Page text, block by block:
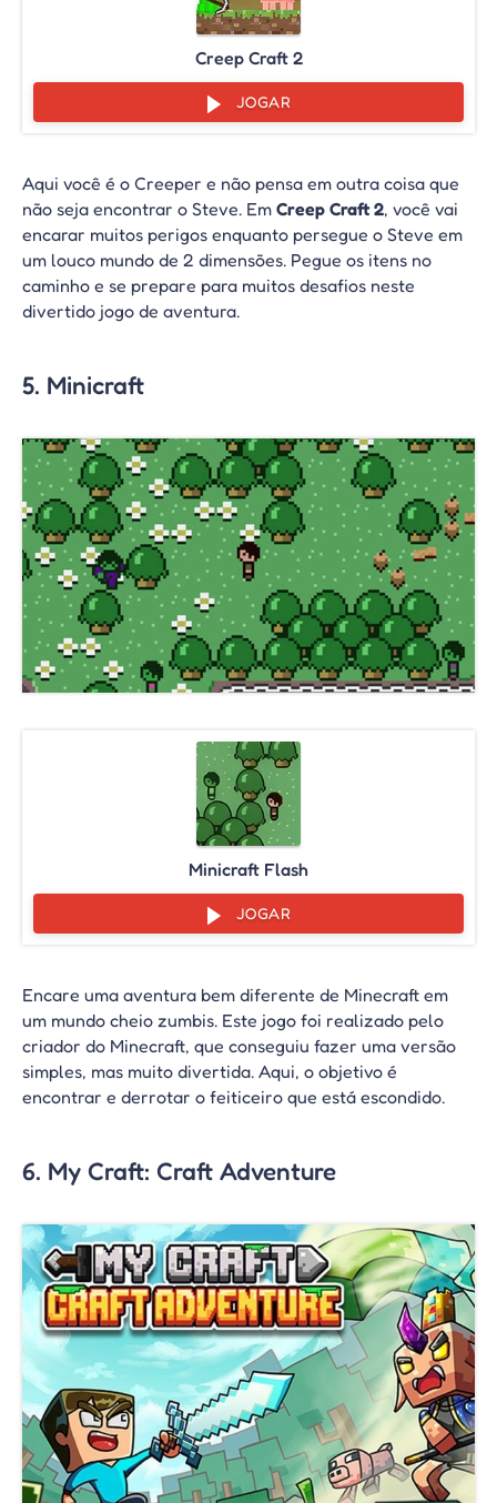
Creep Craft 2
JOGAR
Aqui você é o Creeper e não pensa em outra coisa que
não seja encontrar o Steve. Em Creep Craft 2, você vai
encarar muitos perigos enquanto persegue o Steve em
um louco mundo de 2 dimensões. Pegue os itens no
caminho e se prepare para muitos desafios neste
divertido jogo de aventura.
5. Minicraft
Minicraft Flash
JOGAR
Encare uma aventura bem diferente de Minecraft em
um mundo cheio zumbis. Este jogo foi realizado pelo
criador do Minecraft, que conseguiu fazer uma versão
simples, mas muito divertida. Aqui, o objetivo é
encontrar e derrotar o feiticeiro que está escondido.
6. My Craft: Craft Adventure